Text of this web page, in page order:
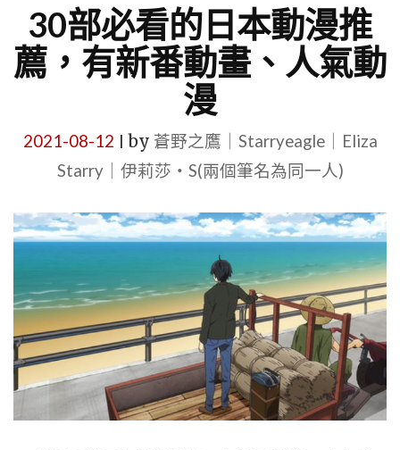
30部必看的日本動漫推
薦，有新番動畫、人氣動
漫
2021-08-12 by 蒼野之鷹｜Starryeagle｜Eliza
Starry｜伊莉莎・S(兩個筆名為同一人)